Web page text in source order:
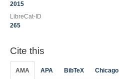
2015
LibreCat-ID
265
Cite this
AMA APA BibTeX Chicago